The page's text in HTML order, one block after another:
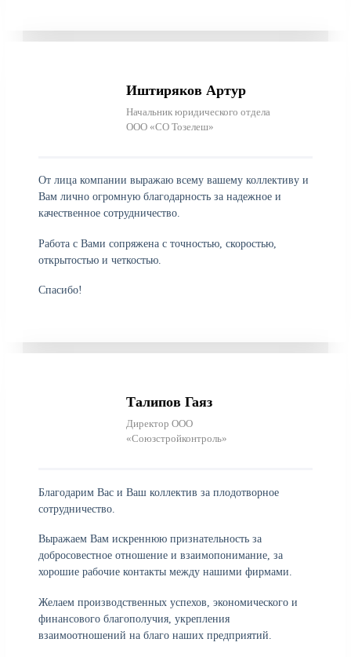
Иштиряков Артур
Начальник юридического отдела
ООО «СО Тозелеш»
От лица компании выражаю всему вашему коллективу и
Вам лично огромную благодарность за надежное и
качественное сотрудничество.
Работа с Вами сопряжена с точностью, скоростью,
открытостью и четкостью.
Спасибо!
Талипов Гаяз
Директор ООО
«Союзстройконтроль»
Благодарим Вас и Ваш коллектив за плодотворное
сотрудничество.
Выражаем Вам искреннюю признательность за
добросовестное отношение и взаимопонимание, за
хорошие рабочие контакты между нашими фирмами.
Желаем производственных успехов, экономического и
финансового благополучия, укрепления
взаимоотношений на благо наших предприятий.